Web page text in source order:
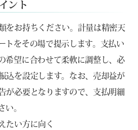
ント
をお持ちください。計量は精密天
トをその場で提示します。支払い
希望に合わせて柔軟に調整し、必
込を設定します。なお、売却益が
が必要となりますので、支払明細
い。
たい方に向く